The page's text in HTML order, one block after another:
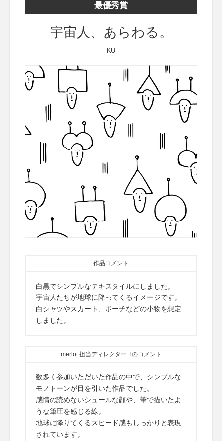
最優秀賞
宇宙人、あらわる。
KU
作品コメント
白黒でシンプルなテキスタイルにしました。
宇宙人たちが地球に降ってくるイメージです。
白シャツやスカート、ポーチなどの小物を想定
しました。
merlot 担当ディレクター Tのコメント
数多く参加いただいた作品の中で、シンプルな
モノトーンが目を引いた作品でした。
感情の読めないシュールな顔や、筆で描いたよ
うな筆圧を感じる線。
地球に降りてくるスピード感もしっかりと表現
されています。